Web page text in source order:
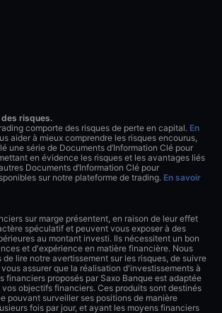
risques.
comporte des risques de perte en capital. En
aider à mieux comprendre les risques encourus,
une série de Documents d’Information Clé pour
en évidence les risques et les avantages liés
Documents d’Information Clé pour
sur notre plateforme de trading. En savoir
sur marge présentent, en raison de leur effet
spéculatif et peuvent vous exposer à des
au montant investi. Ils nécessitent un bon
et d'expérience en matière financière. Nous
lire notre avertissement sur les risques, de suivre
assurer que la réalisation d'investissements à
financiers proposés par Saxo Banque est adaptée
objectifs financiers. Ces produits sont destinés
pouvant surveiller ses positions de manière
fois par jour, et ayant les moyens financiers